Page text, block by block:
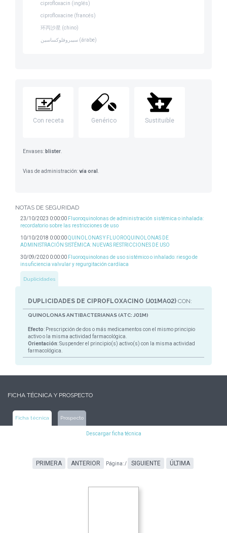
ciprofloxacin (inglés)
ciprofloxacine (francés)
环丙沙星 (chino)
سيبروفلوكساسين (árabe)
Con receta Genérico Sustituible
Envases: blister
Vias de administración:vía oral
NOTAS DE SEGURIDAD
23/10/2023 0:00:00 Fluoroquinolonas de administración sistémica o inhalada:
recordatorio sobre las restricciones de uso
10/10/2018 0:00:00QUINOLONAS Y FLUOROQUINOLONAS DE
ADMINISTRACIÓN SISTÉMICA: NUEVAS RESTRICCIONES DE USO
30/09/2020 0:00:00 Fluoroquinolonas de uso sistémico o inhalado: riesgo de
insuficiencia valvular y regurgitación cardíaca
Duplicidades
DUPLICIDADES DE CIPROFLOXACINO (J01MA02) CON:
QUINOLONAS ANTIBACTERIANAS (ATC: J01M)
Efecto: Prescripción de dos o más medicamentos con el mismo principio
activo o la misma actividad farmacológica.
Orientación: Suspender el principio(s) activo(s) con la misma actividad
farmacológica.
FICHA TÉCNICA Y PROSPECTO
Ficha técnica Prospecto
Descargar ficha técnica
PRIMERA ANTERIOR Página:/ SIGUIENTE ÚLTIMA